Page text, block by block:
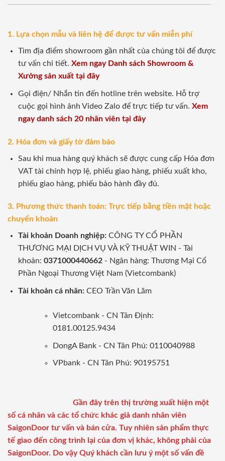
1. Lựa chọn mẫu và liên hệ để được tư vấn miễn phí
Tìm địa điểm showroom gần nhất của chúng tôi để được
tư vấn chi tiết. Xem ngay Danh sách Showroom &
Xưởng sản xuất tại đây
Gọi điện/ Nhắn tin đến hotline trên website. Hỗ trợ
cuộc gọi hình ảnh Video Zalo để trực tiếp tư vấn. Xem
ngay danh sách 20 nhân viên tại đây
2. Hóa đơn và giấy tờ đảm bảo
Sau khi mua hàng quý khách sẽ được cung cấp Hóa đơn
VAT tài chính hợp lệ, phiếu giao hàng, phiếu xuất kho,
phiếu giao hàng, phiếu bảo hành đầy đủ.
3. Phương thức thanh toán: Trực tiếp bằng tiền mặt hoặc
chuyển khoản
Tài khoản Doanh nghiệp:CÔNG TY CỔ PHẦN
THƯƠNG MẠI DỊCH VỤ VÀ KỸ THUẬT WIN - Tài
khoản: 0371000440662- Ngân hàng: Thương Mại Cổ
Phần Ngoại Thương Việt Nam (Vietcombank)
Tài khoản cá nhân: CEO Trần Văn Lãm
Vietcombank - CN Tân Định:
0181.00125.9434
DongA Bank - CN Tân Phú: 0110040988
VPbank - CN Tân Phú: 90195751
Gần đây trên thị trường xuất hiện một
số cá nhân và các tổ chức khác giả danh nhân viên
SaigonDoor tư vấn và bán cửa. Tuy nhiên sản phẩm thực
tế giao đến công trình lại của đơn vị khác, không phải của
SaigonDoor. Do vậy Quý khách cần lưu ý một số vấn đề